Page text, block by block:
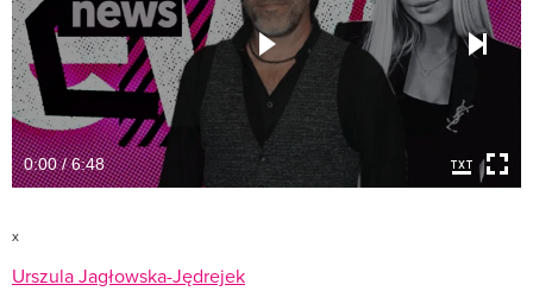
0:00 / 6:48
x
Urszula Jagłowska-Jędrejek